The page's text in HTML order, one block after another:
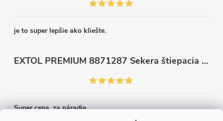
je to super lepšie ako kliešte.
EXTOL PREMIUM 8871287 Sekera štiepacia 3500g, nylónová násada 910mm
Super cena, za náradie.